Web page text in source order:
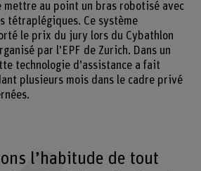
au point un bras robotisé avec
tétraplégiques. Ce système
le prix du jury lors du Cybathlon
par l’EPF de Zurich. Dans un
technologie d’assistance a fait
plusieurs mois dans le cadre privé
l’habitude de tout